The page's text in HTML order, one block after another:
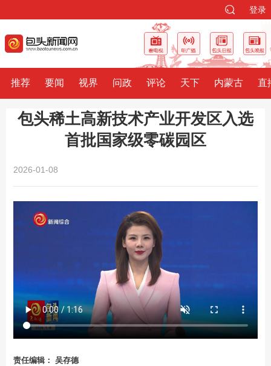
登录
推荐 要闻 视界 问政 评论 天下 内蒙古 直
包头稀土高新技术产业开发区入选
首批国家级零碳园区
2026-01-08
责任编辑： 吴存德